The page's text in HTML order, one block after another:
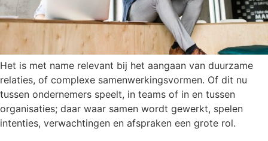
Het is met name relevant bij het aangaan van duurzame
relaties, of complexe samenwerkingsvormen. Of dit nu
tussen ondernemers speelt, in teams of in en tussen
organisaties; daar waar samen wordt gewerkt, spelen
intenties, verwachtingen en afspraken een grote rol.